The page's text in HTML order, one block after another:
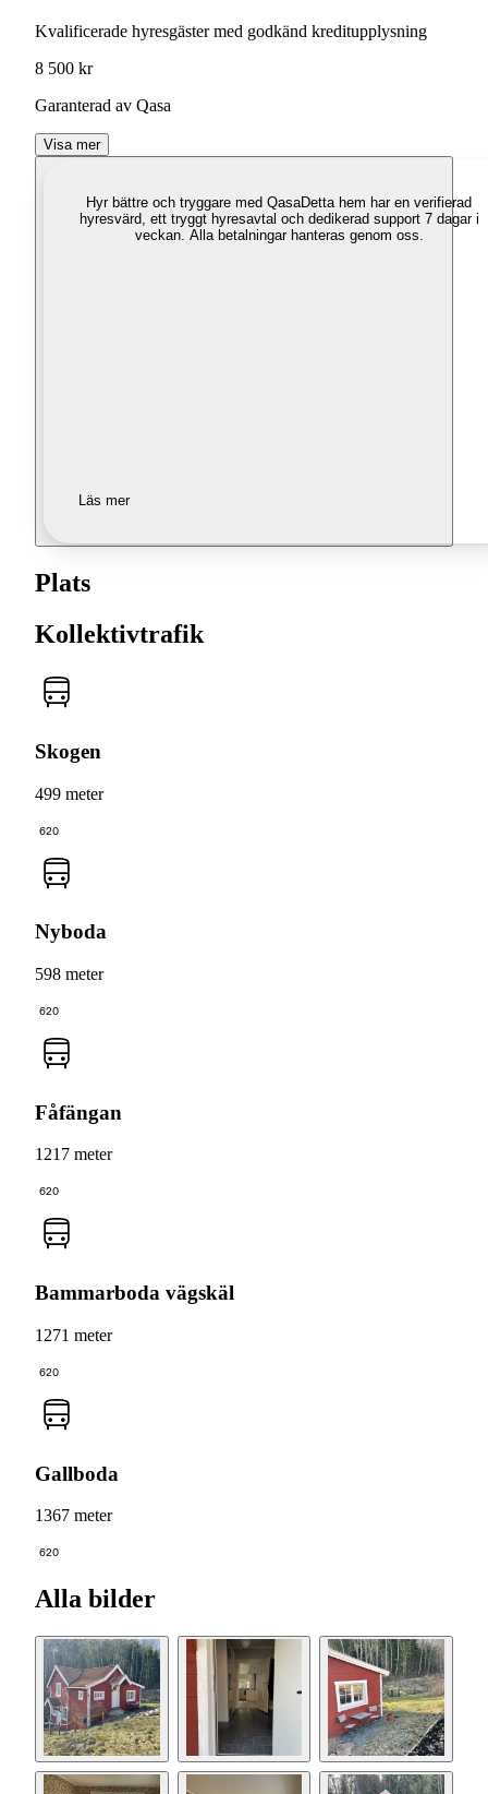
Kvalificerade hyresgäster med godkänd kreditupplysning
8 500 kr
Garanterad av Qasa
Visa mer
Hyr bättre och tryggare med QasaDetta hem har en verifierad
hyresvärd, ett tryggt hyresavtal och dedikerad support 7 dagar i
veckan. Alla betalningar hanteras genom oss.
Läs mer
Plats
Kollektivtrafik
Skogen
499 meter
620
Nyboda
598 meter
620
Fåfängan
1217 meter
620
Bammarboda vägskäl
1271 meter
620
Gallboda
1367 meter
620
Alla bilder